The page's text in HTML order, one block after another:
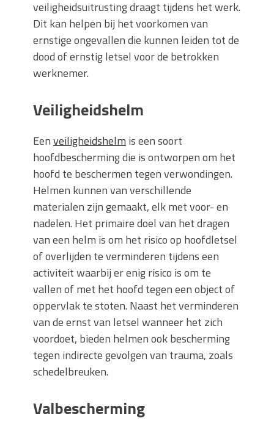
veiligheidsuitrusting draagt ​​tijdens het werk.
Dit kan helpen bij het voorkomen van
ernstige ongevallen die kunnen leiden tot de
dood of ernstig letsel voor de betrokken
werknemer.
Veiligheidshelm
Eenveiligheidshelm is een soort
hoofdbescherming die is ontworpen om het
hoofd te beschermen tegen verwondingen.
Helmen kunnen van verschillende
materialen zijn gemaakt, elk met voor- en
nadelen. Het primaire doel van het dragen
van een helm is om het risico op hoofdletsel
of overlijden te verminderen tijdens een
activiteit waarbij er enig risico is om te
vallen of met het hoofd tegen een object of
oppervlak te stoten. Naast het verminderen
van de ernst van letsel wanneer het zich
voordoet, bieden helmen ook bescherming
tegen indirecte gevolgen van trauma, zoals
schedelbreuken.
Valbescherming